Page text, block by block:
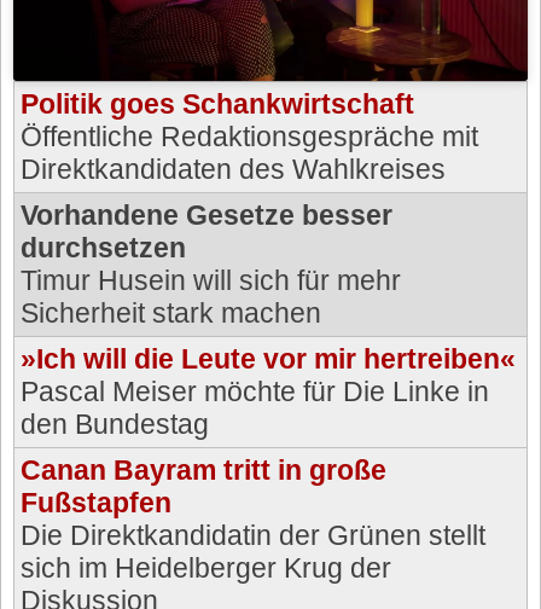
Politik goes Schankwirtschaft
Öffentliche Redaktionsgespräche mit
Direktkandidaten des Wahlkreises
Vorhandene Gesetze besser
durchsetzen
Timur Husein will sich für mehr
Sicherheit stark machen
»Ich will die Leute vor mir hertreiben«
Pascal Meiser möchte für Die Linke in
den Bundestag
Canan Bayram tritt in große
Fußstapfen
Die Direktkandidatin der Grünen stellt
sich im Heidelberger Krug der
Diskussion